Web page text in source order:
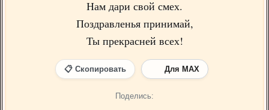
Нам дари свой смех.
Поздравленья принимай,
Ты прекрасней всех!
📋 Скопировать Для MAX
Поделись: